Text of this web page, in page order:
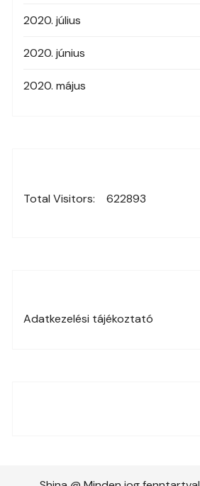
2020. július
2020. június
2020. május
Total Visitors: 622893
Adatkezelési tájékoztató